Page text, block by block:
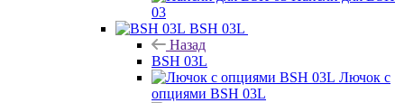
03
BSH 03L
Назад
BSH 03L
Лючок с
опциями BSH 03L